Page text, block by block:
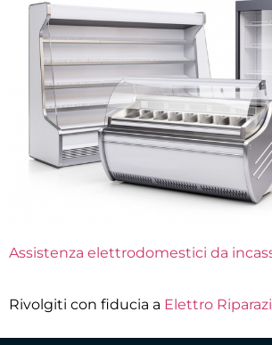
Assistenza elettrodomestici da
Rivolgiti con fiducia a Elettro